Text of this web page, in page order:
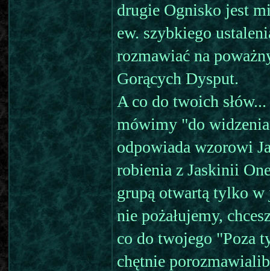
drugie Ognisko jest
ew. szybkiego
rozmawiać na
Gorących Dysput.
A co do twoich
mówimy "do
odpowiada wzorowi
robienia z Jaskinii
grupą otwartą tylko w
nie pożałujemy,
co do twojego "Poza
chętnie